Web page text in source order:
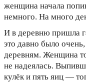
женщина начала
немного. На много
И в деревню пришла
это давно было
деревням. Женщина
не надеялась.
кулёк и пять яиц —